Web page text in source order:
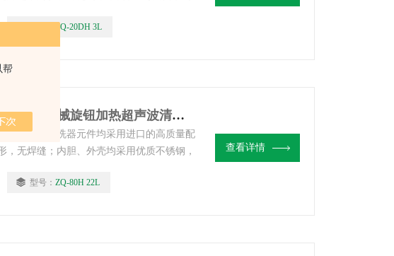
帮
ZQ-20DH 3L
ZQ-80H 22L上海子期台式机械旋钮加热超声波清洗器
热超声波清洗器元件均采用进口的高质量配
，无焊缝；内胆、外壳均采用优质不锈钢，
型号： ZQ-80H 22L
查看详情